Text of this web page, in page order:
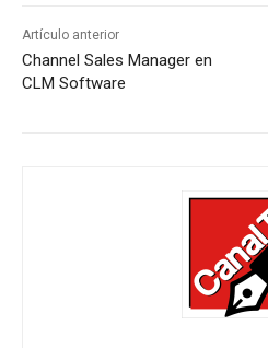
Artículo anterior
Channel Sales Manager en
CLM Software